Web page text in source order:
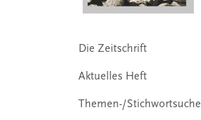
Die Zeitschrift
Aktuelles Heft
Themen-/Stichwortsuche